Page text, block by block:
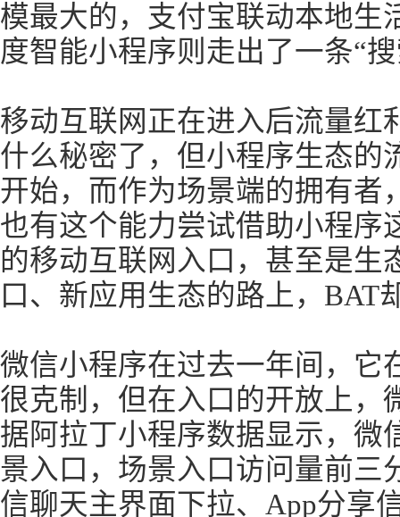
模最大的，支付宝联动本地生
度智能小程序则走出了一条“
移动互联网正在进入后流量红
什么秘密了，但小程序生态的
开始，而作为场景端的拥有者
也有这个能力尝试借助小程序
的移动互联网入口，甚至是生
口、新应用生态的路上，BAT
微信小程序在过去一年间，它
很克制，但在入口的开放上，
据阿拉丁小程序数据显示，微
景入口，场景入口访问量前三
信聊天主界面下拉、App分享